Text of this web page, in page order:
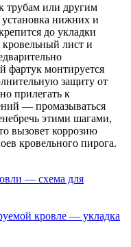
трубам или другим
установка нижних и
до укладки
лист и
фартук монтируется
защиту от
прилегать к
— промазываться
этими шагами,
вызовет коррозию
кровельного пирога.
— схема для
кровле — укладка